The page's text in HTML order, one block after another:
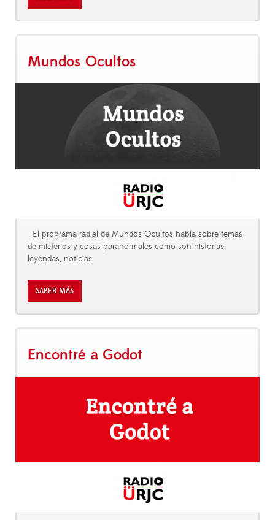
Mundos Ocultos
El programa radial de Mundos Ocultos habla sobre temas
de misterios y cosas paranormales como son historias,
leyendas, noticias
SABER MÁS
Encontré a Godot